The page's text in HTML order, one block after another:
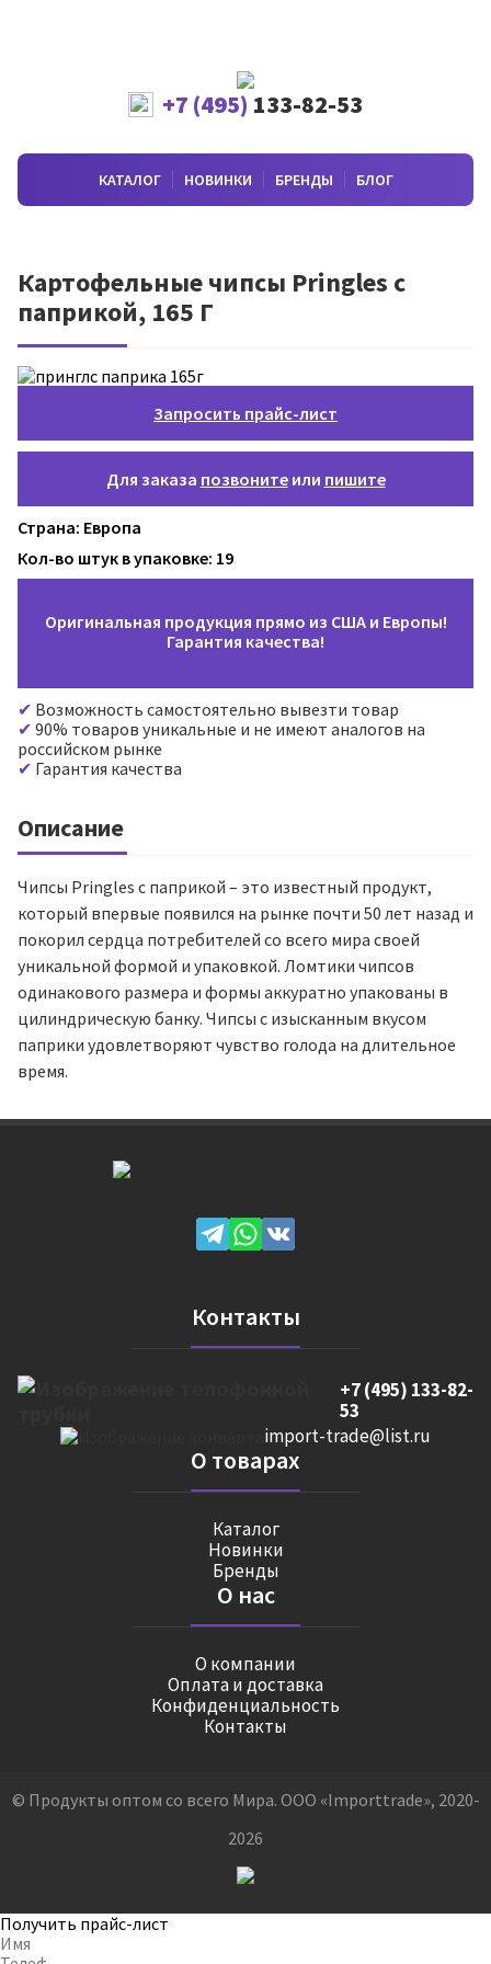
+7 (495) 133-82-53
КАТАЛОГ НОВИНКИ БРЕНДЫ БЛОГ
Картофельные чипсы Pringles с
паприкой, 165 Г
Запросить прайс-лист
Для заказа позвонитеили пишите
Страна: Европа
Кол-во штук в упаковке: 19
Оригинальная продукция прямо из США и Европы!
Гарантия качества!
Возможность самостоятельно вывезти товар
90% товаров уникальные и не имеют аналогов на
российском рынке
Гарантия качества
Описание
Чипсы Pringles с паприкой – это известный продукт,
который впервые появился на рынке почти 50 лет назад и
покорил сердца потребителей со всего мира своей
уникальной формой и упаковкой. Ломтики чипсов
одинакового размера и формы аккуратно упакованы в
цилиндрическую банку. Чипсы с изысканным вкусом
паприки удовлетворяют чувство голода на длительное
время.
Контакты
+7 (495) 133-82-
53
import-trade@list.ru
О товарах
Каталог
Новинки
Бренды
О нас
О компании
Оплата и доставка
Конфиденциальность
Контакты
© Продукты оптом со всего Мира. ООО «Importtrade», 2020-
2026
Получить прайс-лист